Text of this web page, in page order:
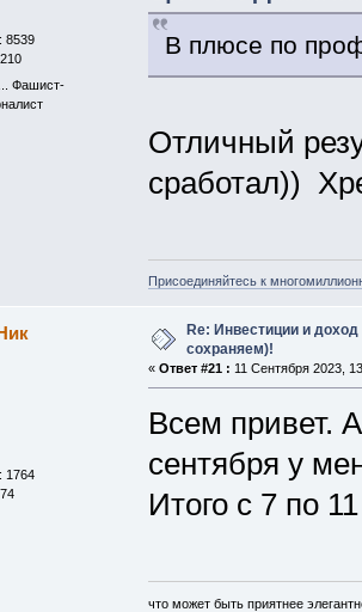
8539
Фашист-
В плюсе по
Отличный
сработал))
Присоединяйтесь к
1764
Re: Инвестиции и
сохраняем)!
« Ответ #21 : 11 Сентября 2023,
Всем привет.
сентября у
Итого с 7 по
что может быть приятнее